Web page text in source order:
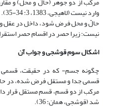
حالّ و محل فرض شود، داخل در عقل
نیست؛ زیرا حصر در اقسام حصر
اشکال سوم قوشجی و جواب آن
چگونه جسم- که در حقیقت،
قسمی جدا و مستقل فرض شده، در
مرکب از دو قسم، قسم مستقل قرار
شد (قوشجی، همان: 36).